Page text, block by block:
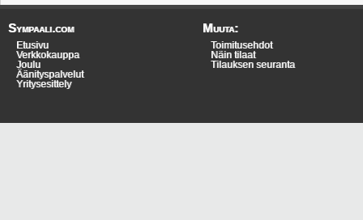
Sympaali.com
Etusivu
Verkkokauppa
Joulu
Äänityspalvelut
Yritysesittely
Muuta:
Toimitusehdot
Näin tilaat
Tilauksen seuranta